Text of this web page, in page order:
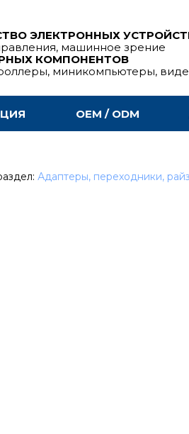
ЭЛЕКТРОННЫХ
машинное зрение
КОМПОНЕНТОВ
миникомпьютеры,
OEM / ODM
Адаптеры, переходники,